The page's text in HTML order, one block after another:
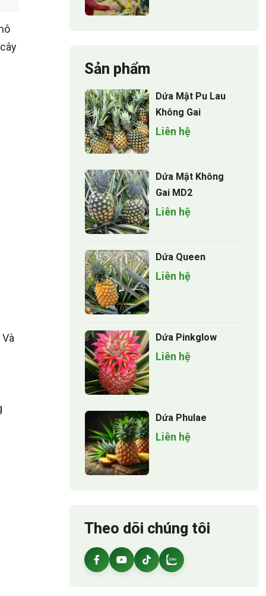
Sản phẩm
Dứa Mật Pu Lau
Không Gai
Liên hệ
Dứa Mật Không
Gai MD2
Liên hệ
Dứa Queen
Liên hệ
Dứa Pinkglow
Liên hệ
Dứa Phulae
Liên hệ
Theo dõi chúng tôi